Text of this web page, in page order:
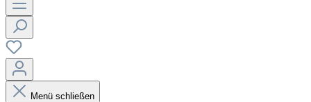
Menü schließen